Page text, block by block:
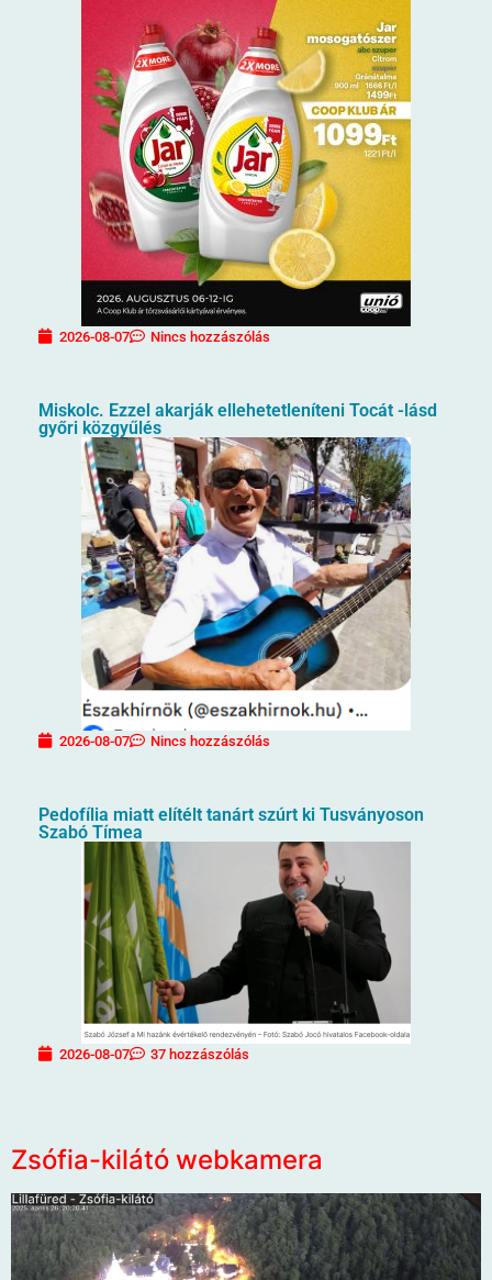
2026-08-07 Nincs hozzászólás
Miskolc. Ezzel akarják ellehetetleníteni Tocát -lásd
győri közgyűlés
2026-08-07 Nincs hozzászólás
Pedofília miatt elítélt tanárt szúrt ki Tusványoson
Szabó Tímea
2026-08-07 37 hozzászólás
Zsófia-kilátó webkamera